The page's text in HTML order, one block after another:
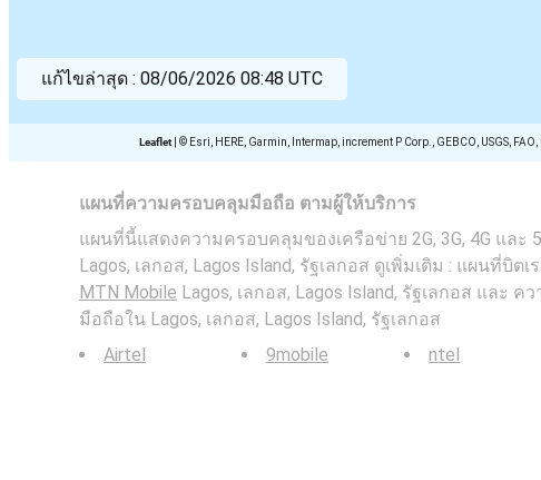
Leaflet © Esri, HERE, Garmin, Intermap, increment P Corp., GEBCO, USGS,
แก้ไขล่าสุด : 08/06/2026 08:48 UTC
แผนที่ความครอบคลุมมือถือ ตามผู้ให้บริการ
แผนที่นี้แสดงความครอบคลุมของเครือข่าย 2G, 3G, 4G และ
Lagos, เลกอส, Lagos Island, รัฐเลกอส ดูเพิ่มเติม : แผนที่บิ
MTN Mobile Lagos, เลกอส, Lagos Island, รัฐเลกอส และ
มือถือใน Lagos, เลกอส, Lagos Island, รัฐเลกอส
Airtel
9mobile ntel